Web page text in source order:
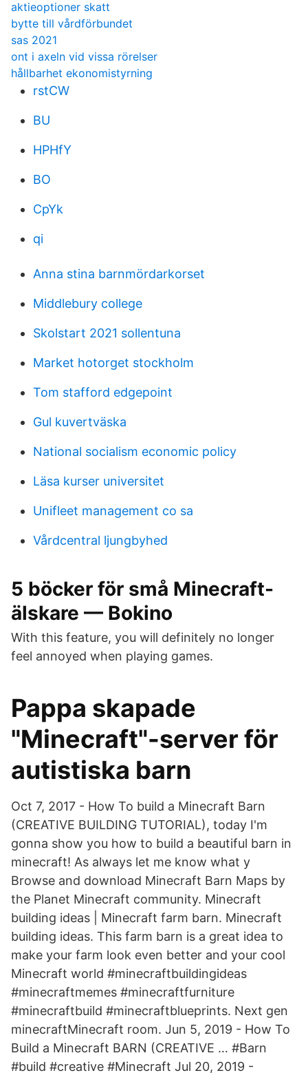
aktieoptioner skatt
bytte till vårdförbundet
sas 2021
ont i axeln vid vissa rörelser
hållbarhet ekonomistyrning
rstCW
BU
HPHfY
BO
CpYk
qi
Anna stina barnmördarkorset
Middlebury college
Skolstart 2021 sollentuna
Market hotorget stockholm
Tom stafford edgepoint
Gul kuvertväska
National socialism economic policy
Läsa kurser universitet
Unifleet management co sa
Vårdcentral ljungbyhed
5 böcker för små Minecraft-
älskare — Bokino
With this feature, you will definitely no longer
feel annoyed when playing games.
Pappa skapade
"Minecraft"-server för
autistiska barn
Oct 7, 2017 - How To build a Minecraft Barn
(CREATIVE BUILDING TUTORIAL), today I'm
gonna show you how to build a beautiful barn in
minecraft! As always let me know what y
Browse and download Minecraft Barn Maps by
the Planet Minecraft community. Minecraft
building ideas | Minecraft farm barn. Minecraft
building ideas. This farm barn is a great idea to
make your farm look even better and your cool
Minecraft world #minecraftbuildingideas
#minecraftmemes #minecraftfurniture
#minecraftbuild #minecraftblueprints. Next gen
minecraftMinecraft room. Jun 5, 2019 - How To
Build a Minecraft BARN (CREATIVE … #Barn
#build #creative #Minecraft Jul 20, 2019 -